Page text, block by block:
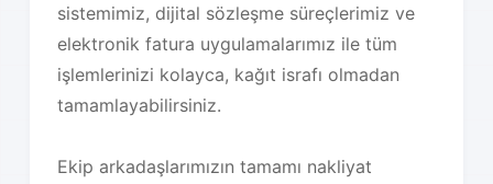
sistemimiz, dijital sözleşme süreçlerimiz ve
elektronik fatura uygulamalarımız ile tüm
işlemlerinizi kolayca, kağıt israfı olmadan
tamamlayabilirsiniz.
Ekip arkadaşlarımızın tamamı nakliyat